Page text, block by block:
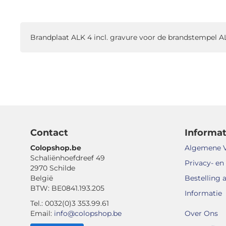
vanBrandplaat ALK 4 incl. gravure voor de brandstempel
Contact
Colopshop.be
Schaliënhoefdreef 49
2970 Schilde
België
BTW: BE0841.193.205
Tel.: 0032(0)3 353.99.61
Email: info@colopshop.be
Algemene
Privacy-
Bestelling
Informatie
Over Ons